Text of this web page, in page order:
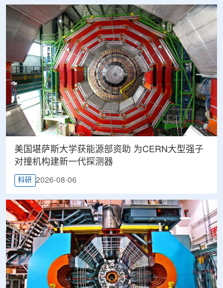
美国堪萨斯大学获能源部资助 为CERN大型强子
对撞机构建新一代探测器
科研 2026-08-06